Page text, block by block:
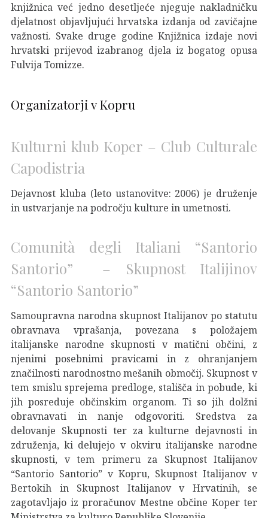
knjižnica već jedno desetljeće njeguje nakladničku
djelatnost objavljujući hrvatska izdanja od zavičajne
važnosti. Svake druge godine Knjižnica izdaje novi
hrvatski prijevod izabranog djela iz bogatog opusa
Fulvija Tomizze.
Organizatorji v Kopru
Kulturni klub Koper – Club Culturale
Capodistria
Dejavnost kluba (leto ustanovitve: 2006) je druženje
in ustvarjanje na področju kulture in umetnosti.
Comunità degli Italiani “Santorio
Santorio” – Skupnost Italijinov
“Santorio Santorio”
Samoupravna narodna skupnost Italijanov po statutu
obravnava vprašanja, povezana s položajem
italijanske narodne skupnosti v matični občini, z
njenimi posebnimi pravicami in z ohranjanjem
značilnosti narodnostno mešanih območij. Skupnost v
tem smislu sprejema predloge, stališča in pobude, ki
jih posreduje občinskim organom. Ti so jih dolžni
obravnavati in nanje odgovoriti. Sredstva za
delovanje Skupnosti ter za kulturne dejavnosti in
združenja, ki delujejo v okviru italijanske narodne
skupnosti, v tem primeru za Skupnost Italijanov
“Santorio Santorio” v Kopru, Skupnost Italijanov v
Bertokih in Skupnost Italijanov v Hrvatinih, se
zagotavljajo iz proračunov Mestne občine Koper ter